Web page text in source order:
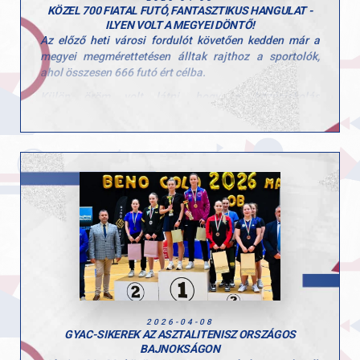
KÖZEL 700 FIATAL FUTÓ, FANTASZTIKUS HANGULAT -
ILYEN VOLT A MEGYEI DÖNTŐ!
Az előző heti városi fordulót követően kedden már a
megyei megmérettetésen álltak rajthoz a sportolók,
ahol összesen 666 futó ért célba.
Külön öröm volt látni, hogy a középiskolás
korosztályok (V–VI. kcs) is nagy számban
képviseltették magukat, az elmúlt évekhez képest
Az I–IV. korcsoportban már csak a továbbjutók
versenyezhettek, így minden futamban komoly, 50–60
fős mezőny küzdött az országos döntőbe jutásért.
A legjobbak számára a következő állomás az Országos
Döntő, amely Gödöllőn kerül megrendezésre április 15-
ülön büszkék vagyunk azokra a GYAC-os sportolókra,
akik kiváló teljesítményükkel kvalifikálták magukat az
2026-04-08
GYAC-SIKEREK AZ ASZTALITENISZ ORSZÁGOS
BAJNOKSÁGON